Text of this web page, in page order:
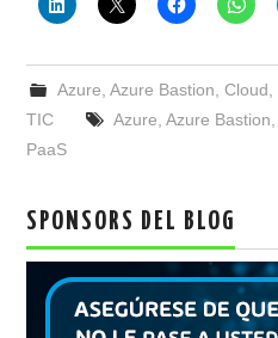
Azure Azure Bastion Cloud
TIC
Azure Azure Bastion
PaaS
SPONSORS DEL BLOG